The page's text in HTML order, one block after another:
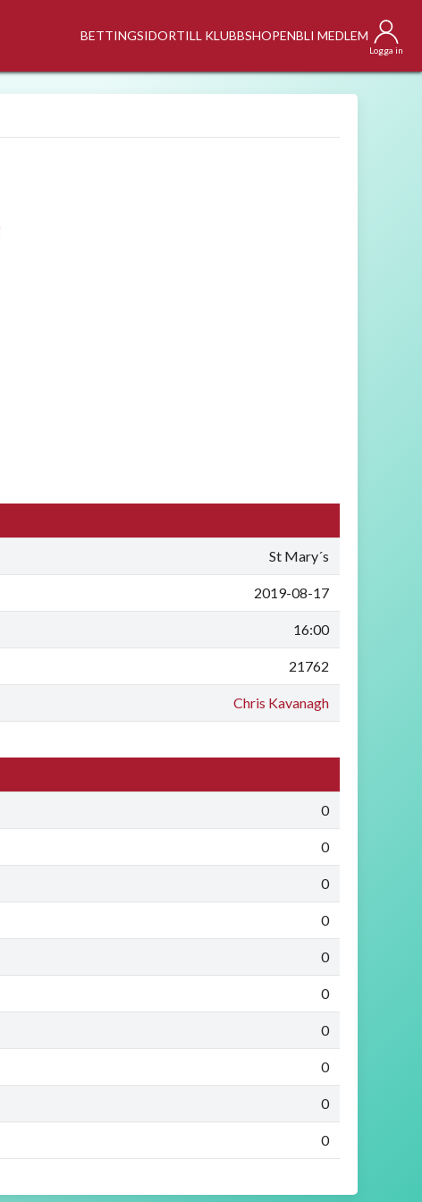
BETTINGSIDORTILL KLUBBSHOPENBLI MEDLEM
Logga in
St Mary´s
2019-08-17
16:00
21762
Chris Kavanagh
0
0
0
0
0
0
0
0
0
0